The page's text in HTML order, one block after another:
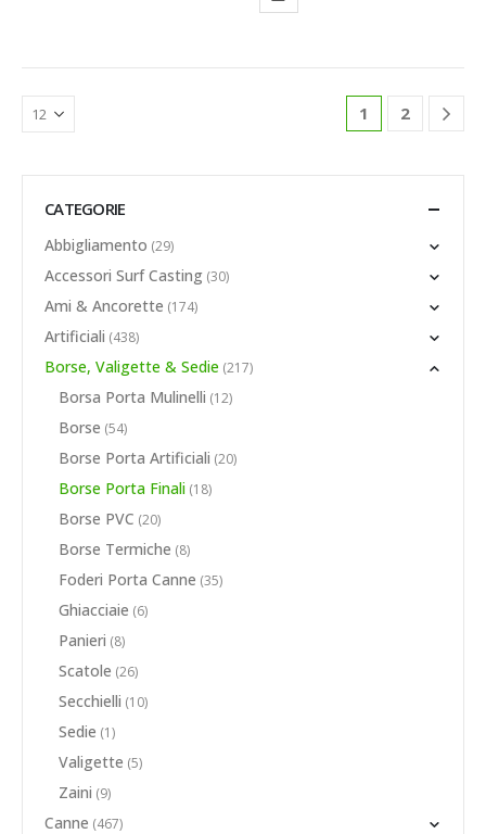
1 2
CATEGORIE
Abbigliamento (29)
Accessori Surf Casting (30)
Ami & Ancorette (174)
Artificiali (438)
Borse, Valigette & Sedie (217)
Borsa Porta Mulinelli (12)
Borse (54)
Borse Porta Artificiali (20)
Borse Porta Finali (18)
Borse PVC (20)
Borse Termiche (8)
Foderi Porta Canne (35)
Ghiacciaie (6)
Panieri (8)
Scatole (26)
Secchielli (10)
Sedie (1)
Valigette (5)
Zaini (9)
Canne (467)